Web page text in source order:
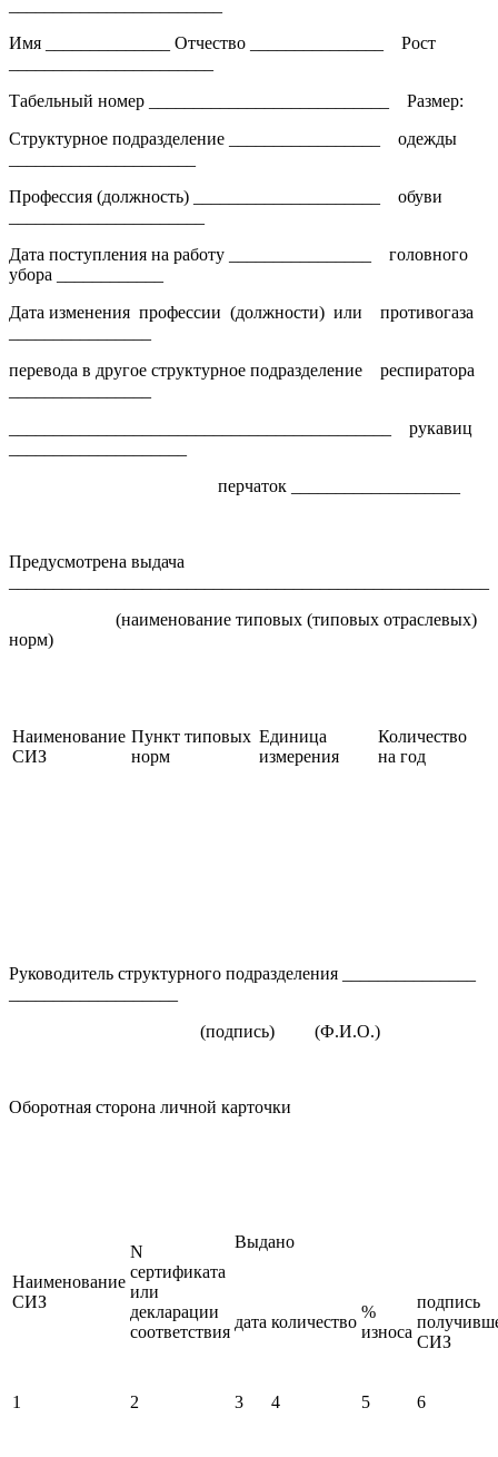
Имя ______________ Отчество _______________ Рост
Табельный номер ___________________________ Размер:
Структурное подразделение _________________ одежды
Профессия (должность) _____________________ обуви
Дата поступления на работу ________________ головного
убора ____________
Дата изменения профессии (должности) или противогаза
перевода в другое структурное подразделение респиратора
___________________________________________ рукавиц
перчаток ___________________
Предусмотрена выдача
(наименование типовых (типовых отраслевых)
норм)
Наименование
СИЗ
Пункт типовых
норм
Единица
измерения
Количество
на год
Руководитель структурного подразделения _______________
(подпись) (Ф.И.О.)
Оборотная сторона личной карточки
Наименование
СИЗ
N
сертификата
или
декларации
соответствия
Выдано
дата количество
%
износа
подпись
СИЗ
1 2 3 4 5 6